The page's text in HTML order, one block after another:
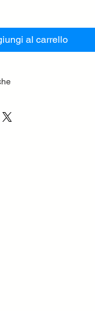
al carrello
in lamiera